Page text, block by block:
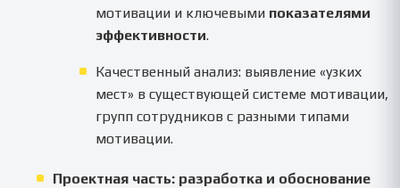
мотивации и ключевыми показателями
эффективности.
Качественный анализ: выявление «узких
мест» в существующей системе мотивации,
групп сотрудников с разными типами
мотивации.
Проектная часть: разработка и обоснование